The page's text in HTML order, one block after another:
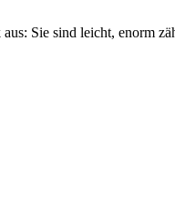
Sie sind leicht, enorm